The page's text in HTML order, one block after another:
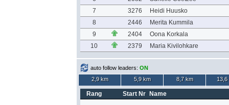
7
3276
Heidi Huusko
8
2446
Merita Kummila
9
2404
Oona Korkala
10
2379 Maria Kivilohkare
auto follow leaders: ON
2,9 km
5,9 km 8,7 km 13,6
Rang Start Nr Name